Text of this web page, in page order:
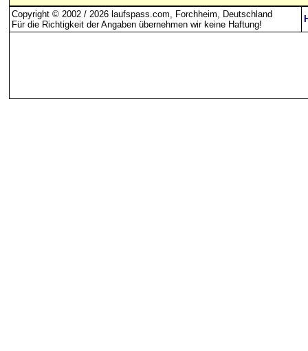
Copyright © 2002 / 2026 laufspass.com, Forchheim, Deutschland
Für die Richtigkeit der Angaben übernehmen wir keine Haftung!